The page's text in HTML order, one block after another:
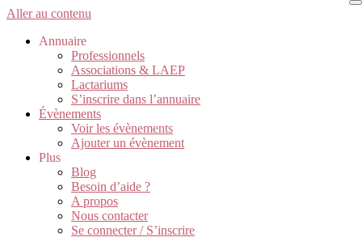
Aller au contenu
Annuaire
Professionnels
Associations & LAEP
Lactariums
S’inscrire dans l’annuaire
Évènements
Voir les évènements
Ajouter un évènement
Plus
Blog
Besoin d’aide ?
A propos
Nous contacter
Se connecter / S’inscrire